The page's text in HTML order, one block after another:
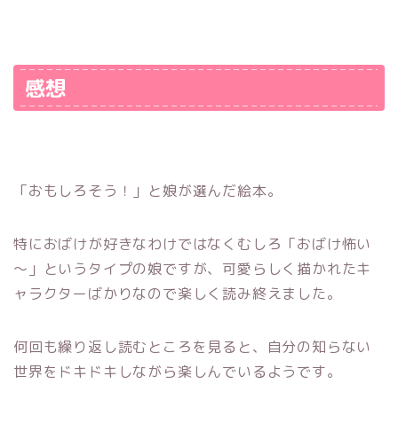
感想
「おもしろそう！」と娘が選んだ絵本。
特におばけが好きなわけではなくむしろ「おばけ怖い
～」というタイプの娘ですが、可愛らしく描かれたキ
ャラクターばかりなので楽しく読み終えました。
何回も繰り返し読むところを見ると、自分の知らない
世界をドキドキしながら楽しんでいるようです。